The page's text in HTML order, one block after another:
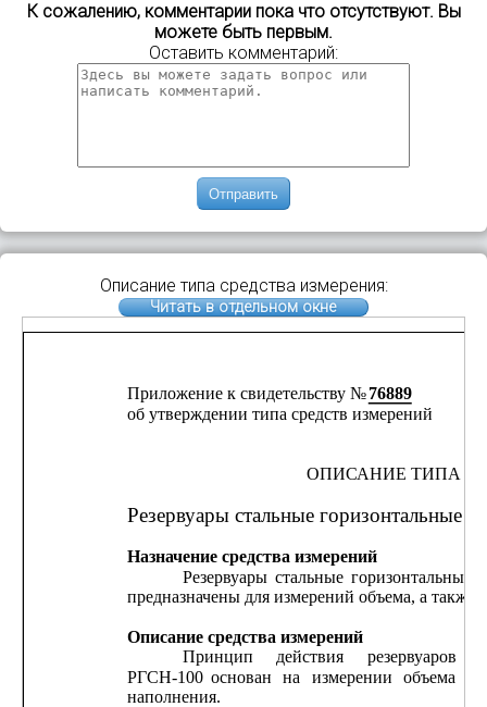
К сожалению, комментарии пока что отсутствуют. Вы
можете быть первым.
Оставить комментарий:
Отправить
Описание типа средства измерения:
Читать в отдельном окне
Приложение к свидетельству № 76889
об утверждении типа средств измерений
ОПИСАНИЕ ТИПА
Резервуары стальные горизонтальные
Назначение средства измерений
Резервуары стальные горизонтальные
предназначены для измерений объема, а также
Описание средства измерений
Принцип
действия резервуаров
РГСН-100 основан на измерении объема
наполнения.